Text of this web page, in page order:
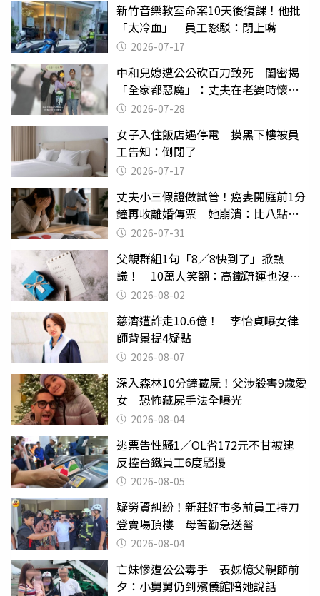
新竹音樂教室命案10天後復課！他批
「太冷血」 員工怒駁：閉上嘴
2026-07-17
中和兒媳遭公公砍百刀致死 閨密揭
「全家都惡魔」：丈夫在老婆時懷孕
摔東西
2026-07-28
女子入住飯店遇停電 摸黑下樓被員
工告知：倒閉了
2026-07-17
丈夫小三假證做試管！癌妻開庭前1分
鐘再收離婚傳票 她崩潰：比八點檔
還扯2026-07-31
父親群組1句「8／8快到了」掀熱
議！ 10萬人笑翻：高鐵疏運也沒列
父親節
2026-08-02
慈濟遭詐走10.6億！ 李怡貞曝女律
師背景提4疑點
2026-08-07
深入森林10分鐘藏屍！父涉殺害9歲愛
女 恐怖藏屍手法全曝光
2026-08-04
逃票告性騷1／OL省172元不甘被逮
反控台鐵員工6度騷擾
2026-08-05
疑勞資糾紛！新莊好市多前員工持刀
登賣場頂樓 母苦勸急送醫
2026-08-04
亡妹慘遭公公毒手 表姊憶父親節前
夕：小舅舅仍到殯儀館陪她說話